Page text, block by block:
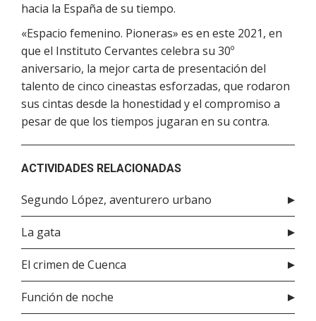
hacia la España de su tiempo.
«Espacio femenino. Pioneras» es en este 2021, en
que el Instituto Cervantes celebra su 30º
aniversario, la mejor carta de presentación del
talento de cinco cineastas esforzadas, que rodaron
sus cintas desde la honestidad y el compromiso a
pesar de que los tiempos jugaran en su contra.
ACTIVIDADES RELACIONADAS
Segundo López, aventurero urbano
La gata
El crimen de Cuenca
Función de noche